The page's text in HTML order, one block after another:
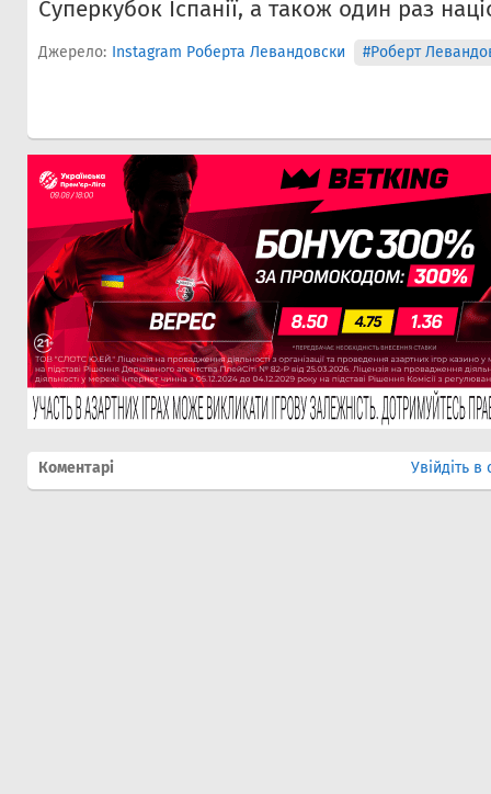
Суперкубок Іспанії, а також один раз
Джерело: Instagram Роберта Левандовски #Роберт
Коментарі Увійдіть в